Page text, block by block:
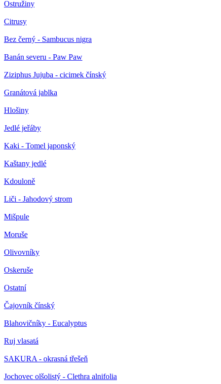
Ostružiny
Citrusy
Bez černý - Sambucus nigra
Banán severu - Paw Paw
Ziziphus Jujuba - cicimek čínský
Granátová jablka
Hlošiny
Jedlé jeřáby
Kaki - Tomel japonský
Kaštany jedlé
Kdouloně
Liči - Jahodový strom
Mišpule
Moruše
Olivovníky
Oskeruše
Ostatní
Čajovník čínský
Blahovičníky - Eucalyptus
Ruj vlasatá
SAKURA - okrasná třešeň
Jochovec olšolistý - Clethra alnifolia